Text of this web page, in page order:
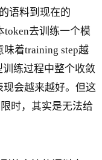
语料到现在的
去训练一个模
着training step越
练过程中整个收敛
现会越来越好。但这
时，其实是无法给